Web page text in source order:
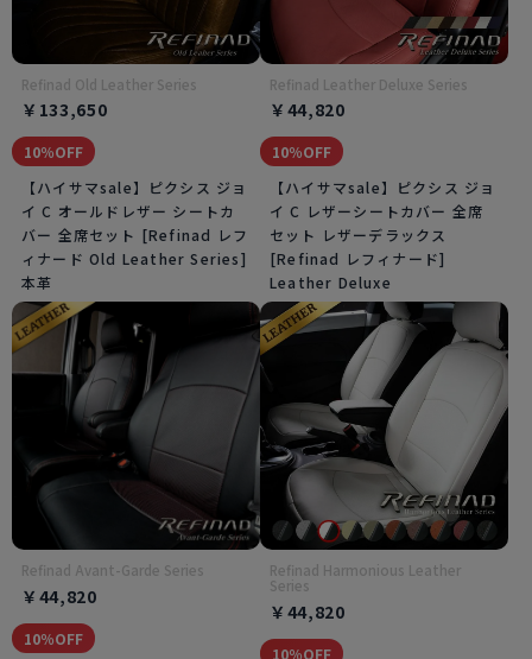
Refinad Old Leather Series
￥133,650
10％OFF
【ハイサマsale】ピクシス ジョ
イ C オールドレザー シートカ
バー 全席セット [Refinad レフ
ィナード Old Leather Series]
本革
Refinad Leather Deluxe Series
￥44,820
10％OFF
【ハイサマsale】ピクシス ジョ
イ C レザーシートカバー 全席
セット レザーデラックス
[Refinad レフィナード]
Leather Deluxe
Refinad Avant-Garde Series
￥44,820
10％OFF
Refinad Harmonious Leather
Series
￥44,820
10％OFF